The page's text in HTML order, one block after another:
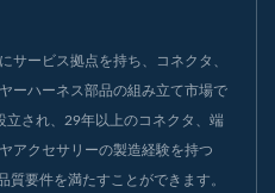
サービス拠点を持ち、コネクタ、
ーハーネス部品の組み立て市場で
され、29年以上のコネクタ、端
アクセサリーの製造経験を持つ
質要件を満たすことができます。